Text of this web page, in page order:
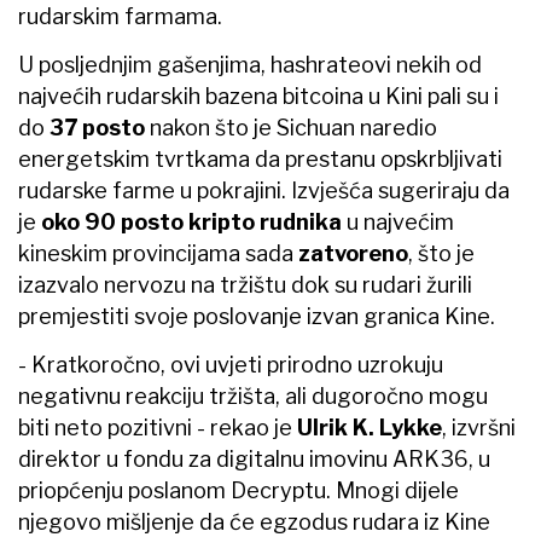
rudarskim farmama.
U posljednjim gašenjima, hashrateovi nekih od
najvećih rudarskih bazena bitcoina u Kini pali su i
do 37 posto nakon što je Sichuan naredio
energetskim tvrtkama da prestanu opskrbljivati
rudarske farme u pokrajini. Izvješća sugeriraju da
je oko 90 posto kripto rudnika u najvećim
kineskim provincijama sada zatvoreno, što je
izazvalo nervozu na tržištu dok su rudari žurili
premjestiti svoje poslovanje izvan granica Kine.
- Kratkoročno, ovi uvjeti prirodno uzrokuju
negativnu reakciju tržišta, ali dugoročno mogu
biti neto pozitivni - rekao je Ulrik K. Lykke, izvršni
direktor u fondu za digitalnu imovinu ARK36, u
priopćenju poslanom Decryptu. Mnogi dijele
njegovo mišljenje da će egzodus rudara iz Kine